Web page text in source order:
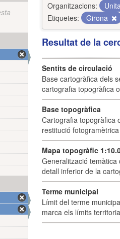
Organitzacions:
Etiquetes:
Girona
Resultat de la
Sentits de circulació
Base cartogràfica dels
cartografia topogràfica
Base topogràfica
Cartografia topogràfica
restitució
Mapa topogràfic
Generalització
detall inferior de la
Terme municipal
Límit del terme
marca els límits